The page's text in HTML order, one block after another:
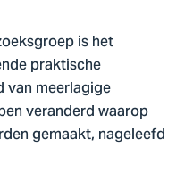
is het
praktische
meerlagige
veranderd waarop
gemaakt, nageleefd